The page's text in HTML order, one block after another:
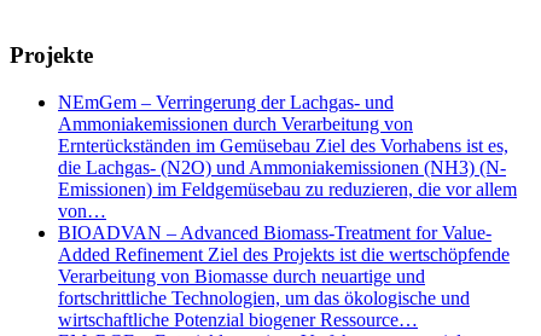
Projekte
NEmGem – Verringerung der Lachgas- und
Ammoniakemissionen durch Verarbeitung von
Ernterückständen im Gemüsebau Ziel des Vorhabens ist es,
die Lachgas- (N2O) und Ammoniakemissionen (NH3) (N-
Emissionen) im Feldgemüsebau zu reduzieren, die vor allem
von…
BIOADVAN – Advanced Biomass-Treatment for Value-
Added Refinement Ziel des Projekts ist die wertschöpfende
Verarbeitung von Biomasse durch neuartige und
fortschrittliche Technologien, um das ökologische und
wirtschaftliche Potenzial biogener Ressource…